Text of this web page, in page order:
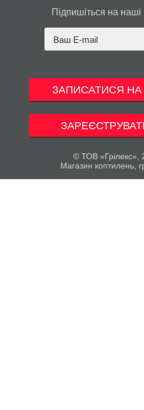
Підпишіться на наші
ЗАПИСАТИСЯ НА
© ТОВ «Грілекс»,
Магазин коптилень,